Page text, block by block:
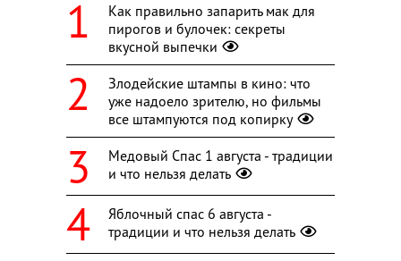
Как правильно запарить мак для
пирогов и булочек: секреты
вкусной выпечки
Злодейские штампы в кино: что
уже надоело зрителю, но фильмы
все штампуются под копирку
Медовый Спас 1 августа - традиции
и что нельзя делать
Яблочный спас 6 августа -
традиции и что нельзя делать